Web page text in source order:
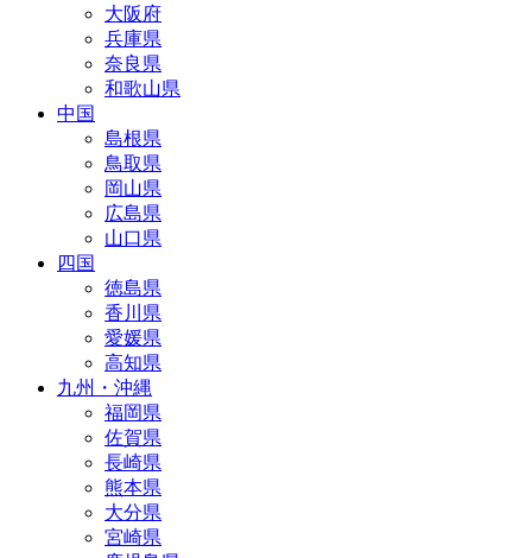
大阪府
兵庫県
奈良県
和歌山県
中国
島根県
鳥取県
岡山県
広島県
山口県
四国
徳島県
香川県
愛媛県
高知県
九州・沖縄
福岡県
佐賀県
長崎県
熊本県
大分県
宮崎県